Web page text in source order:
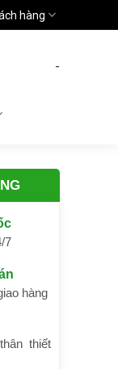
hàng
-
7
hàng
thiết